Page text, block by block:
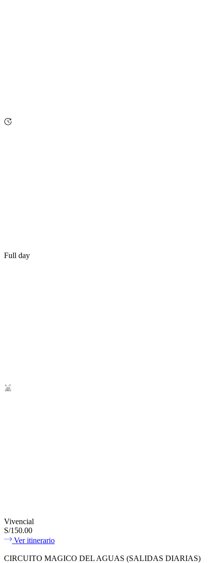
Full day
Vivencial
S/150.00
Ver itinerario
CIRCUITO MAGICO DEL AGUAS (SALIDAS DIARIAS)